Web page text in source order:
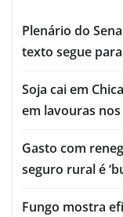
Plenário do
texto segue
Soja cai em
em lavouras nos
Gasto com
seguro rural é
Fungo mostra